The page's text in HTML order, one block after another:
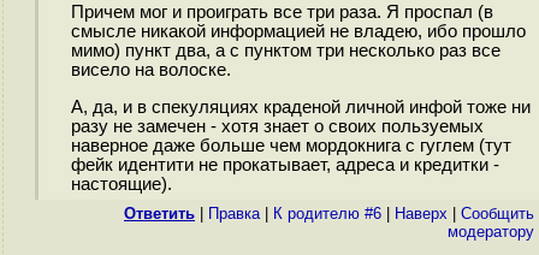
Причем мог и проиграть все три раза. Я проспал (в
смысле никакой информацией не владею, ибо прошло
мимо) пункт два, а с пунктом три несколько раз все
висело на волоске.
А, да, и в спекуляциях краденой личной инфой тоже ни
разу не замечен - хотя знает о своих пользуемых
наверное даже больше чем мордокнига с гуглем (тут
фейк идентити не прокатывает, адреса и кредитки -
настоящие).
Ответить Правка| К родителю #6 Наверх
Cообщить
модератору